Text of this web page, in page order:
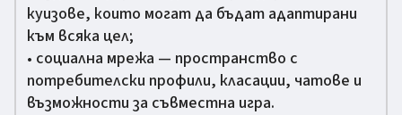
куизове, които могат да бъдат адаптирани
към всяка цел;
• социална мрежа — пространство с
потребителски профили, класации, чатове и
възможности за съвместна игра.